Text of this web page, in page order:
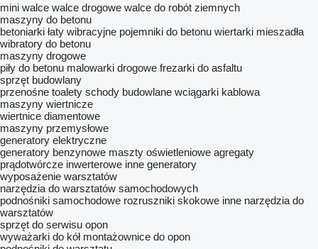
mini walce walce drogowe walce do robót ziemnych
maszyny do betonu
betoniarki łaty wibracyjne pojemniki do betonu wiertarki mieszadła
wibratory do betonu
maszyny drogowe
piły do betonu malowarki drogowe frezarki do asfaltu
sprzęt budowlany
przenośne toalety schody budowlane wciągarki kablowa
maszyny wiertnicze
wiertnice diamentowe
maszyny przemysłowe
generatory elektryczne
generatory benzynowe maszty oświetleniowe agregaty
prądotwórcze inwerterowe inne generatory
wyposażenie warsztatów
narzędzia do warsztatów samochodowych
podnośniki samochodowe rozruszniki skokowe inne narzędzia do
warsztatów
sprzęt do serwisu opon
wyważarki do kół montażownice do opon